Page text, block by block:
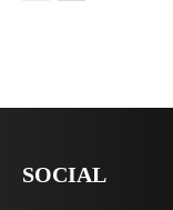
SOCIAL